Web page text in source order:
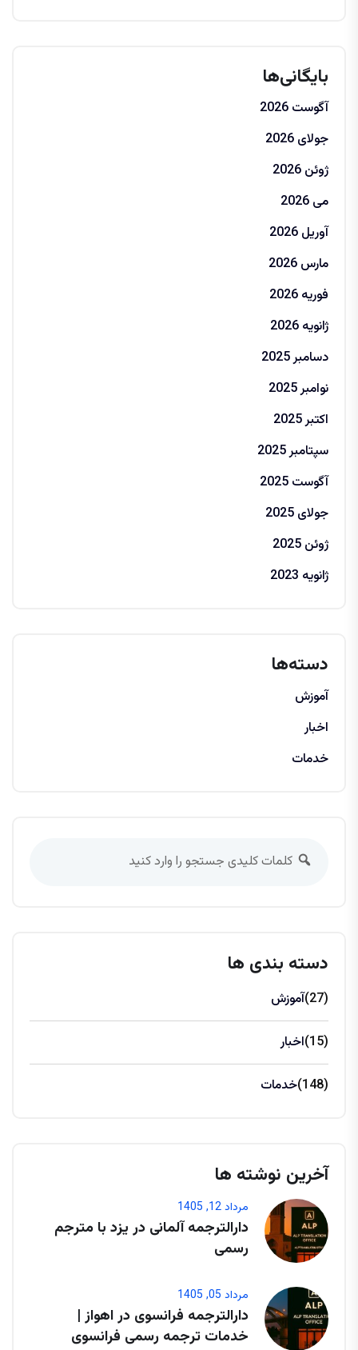
بایگانی‌ها
آگوست 2026
جولای 2026
ژوئن 2026
می 2026
آوریل 2026
مارس 2026
فوریه 2026
ژانویه 2026
دسامبر 2025
نوامبر 2025
اکتبر 2025
سپتامبر 2025
آگوست 2025
جولای 2025
ژوئن 2025
ژانویه 2023
دسته‌ها
آموزش
اخبار
خدمات
دسته بندی ها
آموزش (27)
اخبار (15)
خدمات (148)
آخرین نوشته ها
مرداد 12, 1405
دارالترجمه آلمانی در یزد با مترجم
رسمی
مرداد 05, 1405
دارالترجمه فرانسوی در اهواز |
خدمات ترجمه رسمی فرانسوی